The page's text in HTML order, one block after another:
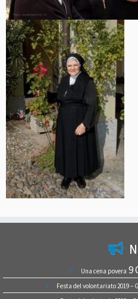
Una cena povera 9
Festa del volontariato 2019 –